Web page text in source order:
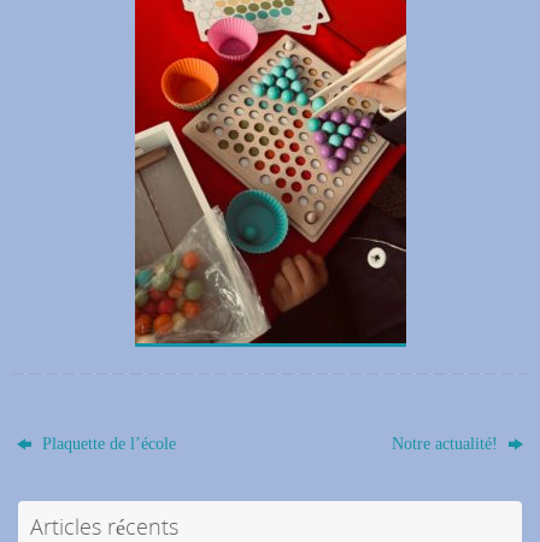
Plaquette de l’école Notre actualité!
Articles récents